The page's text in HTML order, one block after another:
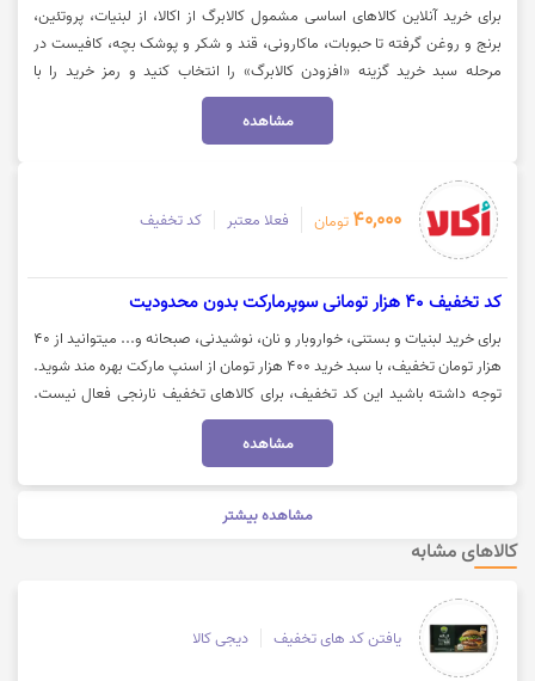
برای خرید آنلاین کالاهای اساسی مشمول کالابرگ از اکالا، از لبنیات، پروتئین،
برنج و روغن گرفته تا حبوبات، ماکارونی، قند و شکر و پوشک بچه، کافیست در
مرحله سبد خرید گزینه «افزودن کالابرگ» را انتخاب کنید و رمز خرید را با
روز بعد یک کد تخفیف (تا 500 هزار تومان) برای شما پیامک می‌شود که
با کالابرگ و دریافت کد تخفیف از اکالا، روی گزینه «خرید کنید» کلیک نمایید.
مشاهده
40,000 تومان فعلا معتبر کد تخفیف
کد تخفیف 40 هزار تومانی سوپرمارکت بدون محدودیت
برای خرید لبنیات و بستنی، خواروبار و نان، نوشیدنی، صبحانه و... میتوانید از 40
هزار تومان تخفیف، با سبد خرید 400 هزار تومان از اسنپ مارکت بهره مند شوید.
توجه داشته باشید این کد تخفیف، برای کالاهای تخفیف نارنجی فعال نیست.
جهت استفاده از کد تخفیف اسنپ مارکت، روی گزینه "خرید کنید" کلیک نمایید.
مشاهده
مشاهده بیشتر
کالاهای مشابه
یافتن کد های تخفیف دیجی کالا